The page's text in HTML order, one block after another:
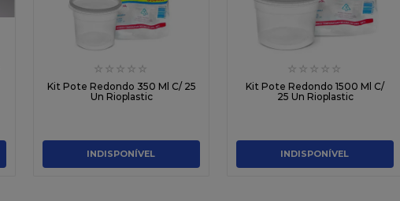
☆ ☆ ☆ ☆ ☆
Kit Pote Redondo 350 Ml C/ 25
Un Rioplastic
INDISPONÍVEL
☆ ☆ ☆ ☆ ☆
Kit Pote Redondo 1500 Ml C/
25 Un Rioplastic
INDISPONÍVEL